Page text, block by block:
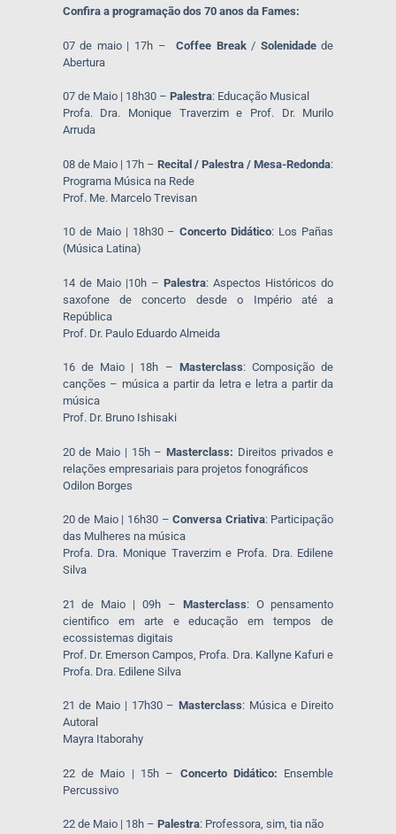
Confira a programação dos 70 anos da Fames:
07 de maio | 17h – Coffee Break/ Solenidadede
Abertura
07 de Maio | 18h30 – Palestra: Educação Musical
Profa. Dra. Monique Traverzim e Prof. Dr. Murilo
Arruda
08 de Maio | 17h –Recital / Palestra / Mesa-Redonda:
Programa Música na Rede
Prof. Me. Marcelo Trevisan
10 de Maio | 18h30 –Concerto Didático: Los Pañas
(Música Latina)
14 de Maio |10h –Palestra: Aspectos Históricos do
saxofone de concerto desde o Império até a
República
Prof. Dr. Paulo Eduardo Almeida
16 de Maio | 18h – Masterclass: Composição de
canções – música a partir da letra e letra a partir da
música
Prof. Dr. Bruno Ishisaki
20 de Maio | 15h –Masterclass: Direitos privados e
relações empresariais para projetos fonográficos
Odilon Borges
20 de Maio | 16h30 –Conversa Criativa: Participação
das Mulheres na música
Profa. Dra. Monique Traverzim e Profa. Dra. Edilene
Silva
21 de Maio | 09h – Masterclass: O pensamento
cientifico em arte e educação em tempos de
ecossistemas digitais
Prof. Dr. Emerson Campos, Profa. Dra. Kallyne Kafuri e
Profa. Dra. Edilene Silva
21 de Maio | 17h30 –Masterclass: Música e Direito
Autoral
Mayra Itaborahy
22 de Maio | 15h – Concerto Didático: Ensemble
Percussivo
22 de Maio | 18h – Palestra: Professora, sim, tia não